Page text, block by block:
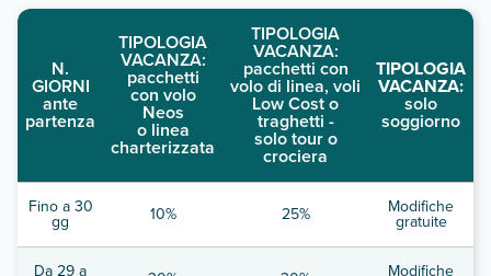
N.
GIORNI
ante
partenza
TIPOLOGIA
VACANZA:
pacchetti
con volo
Neos
o linea
charterizzata
TIPOLOGIA
VACANZA:
pacchetti con
volo di linea, voli
Low Cost o
traghetti -
solo tour o
crociera
TIPOLOGIA
VACANZA:
solo
soggiorno
Fino a 30
gg 10% 25% Modifiche
gratuite
Da 29 a Modifiche